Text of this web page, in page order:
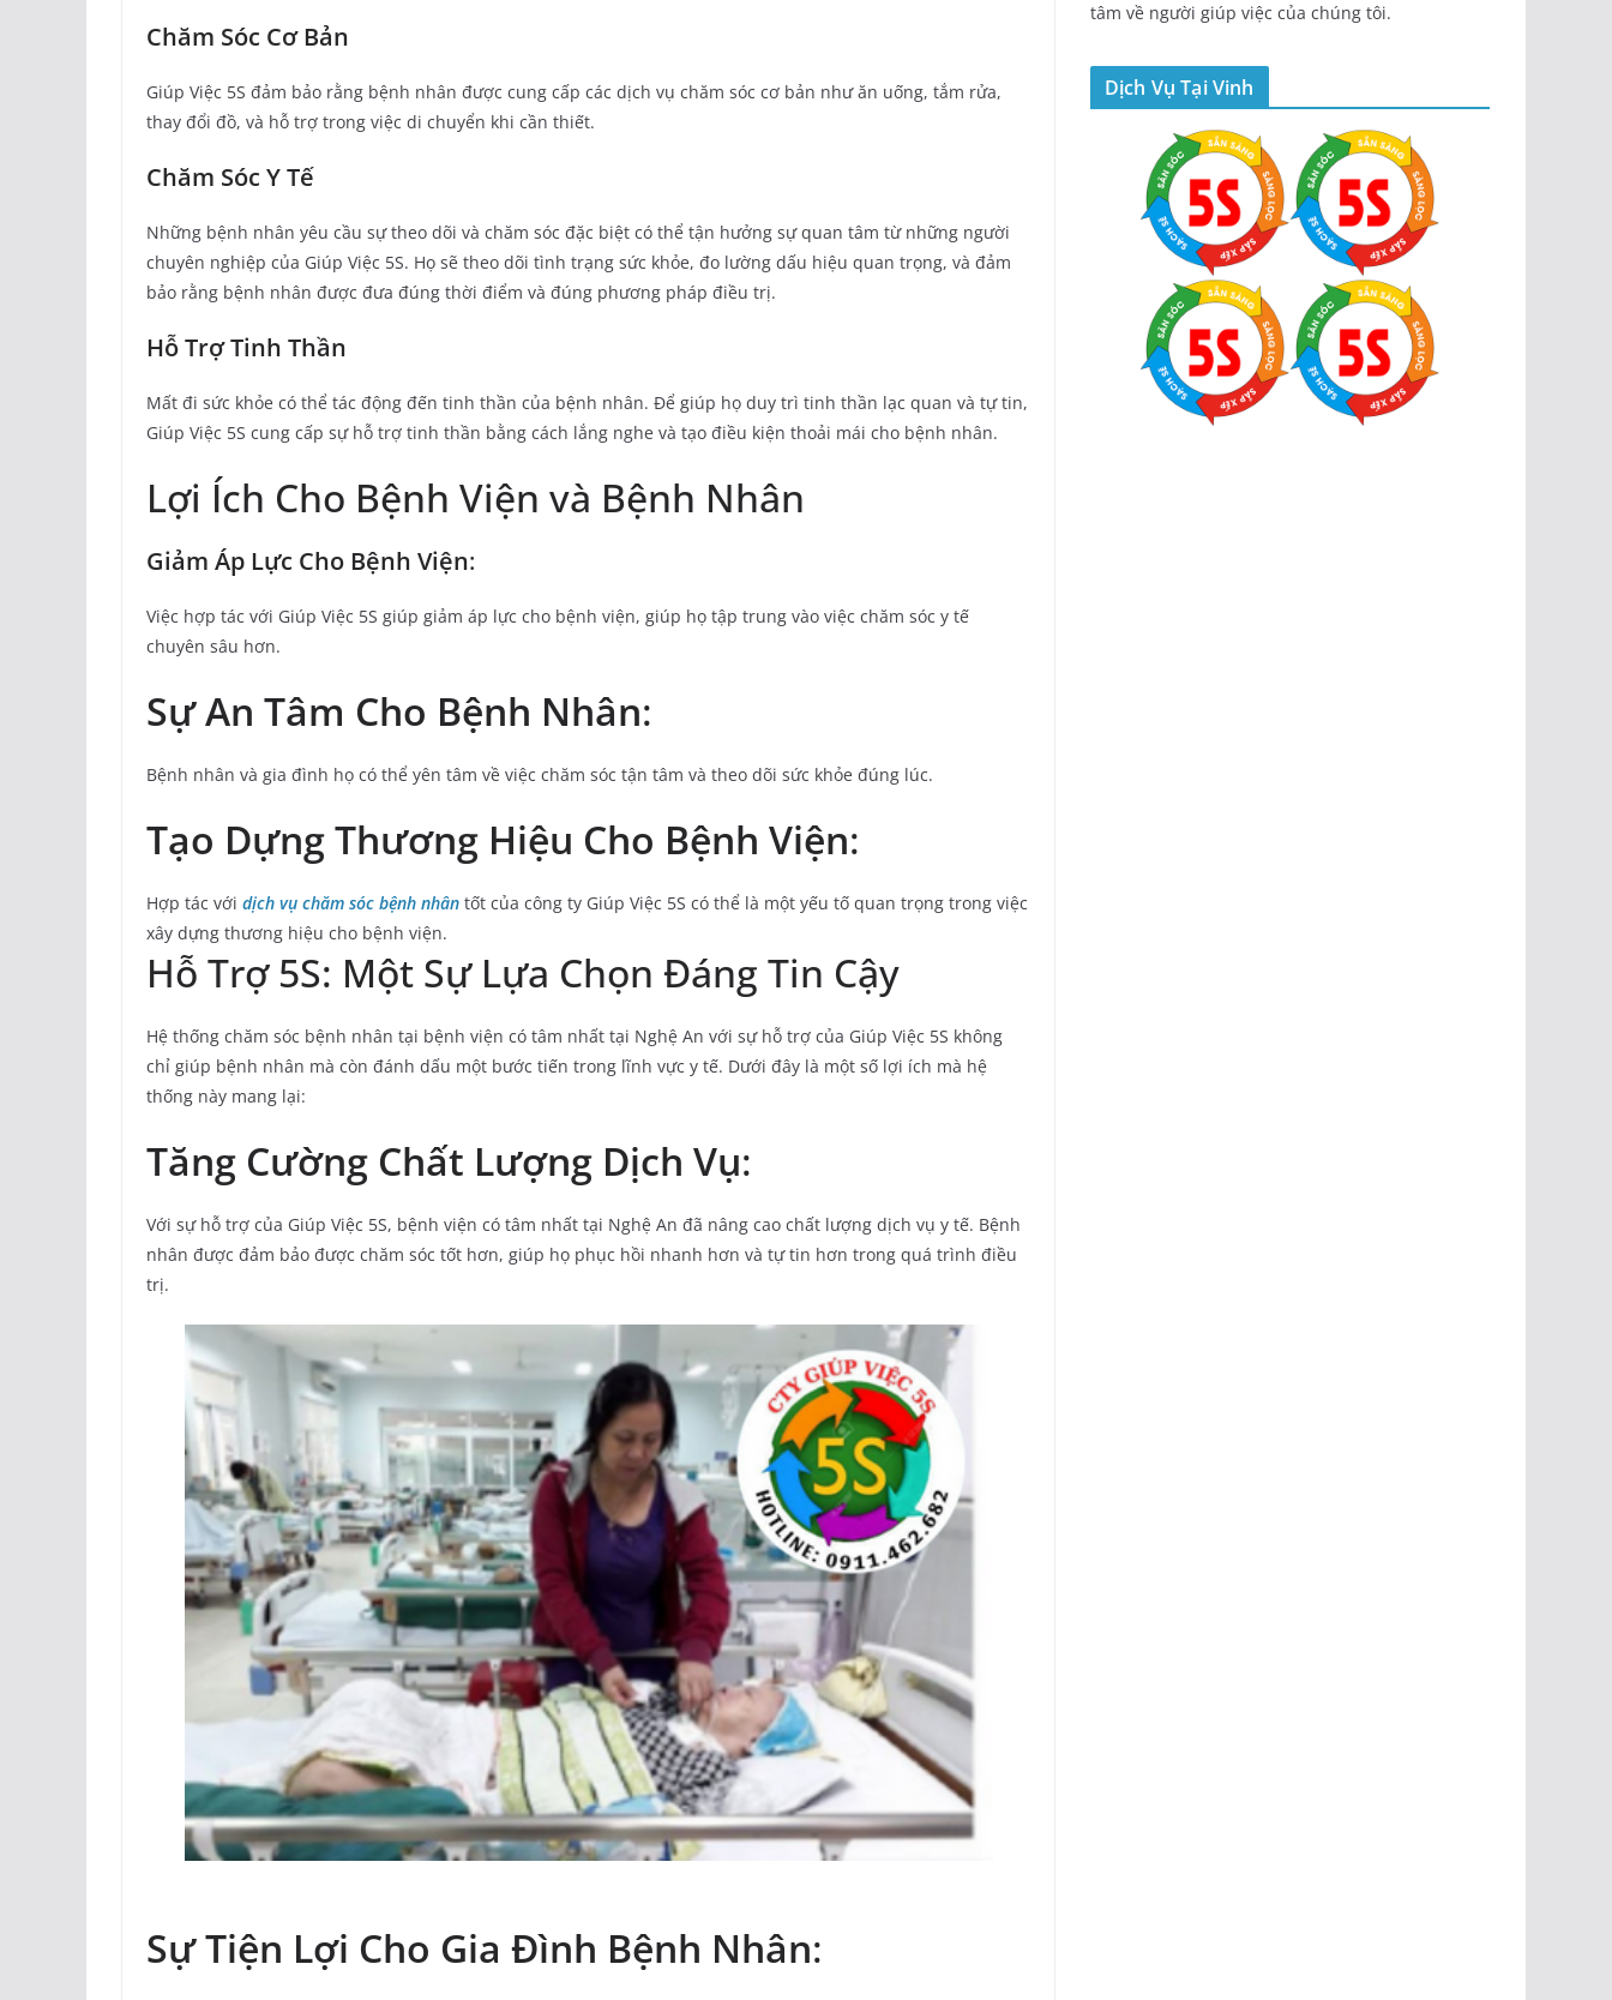
Chăm Sóc Cơ Bản
Giúp Việc 5S đảm bảo rằng bệnh nhân được cung cấp các dịch vụ chăm sóc cơ bản như ăn uống, tắm rửa,
thay đổi đồ, và hỗ trợ trong việc di chuyển khi cần thiết.
Chăm Sóc Y Tế
Những bệnh nhân yêu cầu sự theo dõi và chăm sóc đặc biệt có thể tận hưởng sự quan tâm từ những người
chuyên nghiệp của Giúp Việc 5S. Họ sẽ theo dõi tình trạng sức khỏe, đo lường dấu hiệu quan trọng, và đảm
bảo rằng bệnh nhân được đưa đúng thời điểm và đúng phương pháp điều trị.
Hỗ Trợ Tinh Thần
Mất đi sức khỏe có thể tác động đến tinh thần của bệnh nhân. Để giúp họ duy trì tinh thần lạc quan và tự tin,
Giúp Việc 5S cung cấp sự hỗ trợ tinh thần bằng cách lắng nghe và tạo điều kiện thoải mái cho bệnh nhân.
Lợi Ích Cho Bệnh Viện và Bệnh Nhân
Giảm Áp Lực Cho Bệnh Viện:
Việc hợp tác với Giúp Việc 5S giúp giảm áp lực cho bệnh viện, giúp họ tập trung vào việc chăm sóc y tế
chuyên sâu hơn.
Sự An Tâm Cho Bệnh Nhân:
Bệnh nhân và gia đình họ có thể yên tâm về việc chăm sóc tận tâm và theo dõi sức khỏe đúng lúc.
Tạo Dựng Thương Hiệu Cho Bệnh Viện:
Hợp tác với dịch vụ chăm sóc bệnh nhân tốt của công ty Giúp Việc 5S có thể là một yếu tố quan trọng trong việc
xây dựng thương hiệu cho bệnh viện.
Hỗ Trợ 5S: Một Sự Lựa Chọn Đáng Tin Cậy
Hệ thống chăm sóc bệnh nhân tại bệnh viện có tâm nhất tại Nghệ An với sự hỗ trợ của Giúp Việc 5S không
chỉ giúp bệnh nhân mà còn đánh dấu một bước tiến trong lĩnh vực y tế. Dưới đây là một số lợi ích mà hệ
thống này mang lại:
Tăng Cường Chất Lượng Dịch Vụ:
Với sự hỗ trợ của Giúp Việc 5S, bệnh viện có tâm nhất tại Nghệ An đã nâng cao chất lượng dịch vụ y tế. Bệnh
nhân được đảm bảo được chăm sóc tốt hơn, giúp họ phục hồi nhanh hơn và tự tin hơn trong quá trình điều
trị.
Sự Tiện Lợi Cho Gia Đình Bệnh Nhân:
tâm về người giúp việc của chúng tôi.
Dịch Vụ Tại Vinh